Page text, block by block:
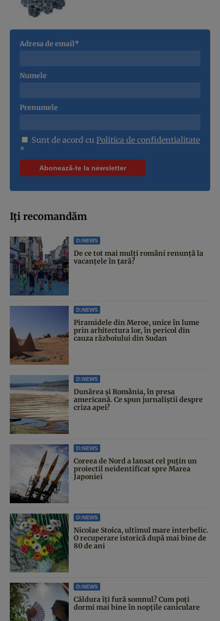
Adresa de email*
Numele
Prenumele
Sunt de acord cu Politica de confidentialitate
*
Iți recomandăm
D:NEWS
De ce tot mai mulți români renunță la
vacanțele în țară?
D:NEWS
Piramidele din Meroe, unice în lume
prin arhitectura lor, în pericol din
cauza războiului din Sudan
D:NEWS
Dunărea și România, în presa
americană. Ce spun jurnaliștii despre
criza apei?
D:NEWS
Coreea de Nord a lansat cel puțin un
proiectil neidentificat spre Marea
Japoniei
D:NEWS
Nicolae Stoica, ultimul mare interbelic.
O recuperare istorică după mai bine de
80 de ani
D:NEWS
Căldura îți fură somnul? Cum poți
dormi mai bine în nopțile caniculare